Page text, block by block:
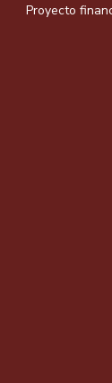
Proyecto